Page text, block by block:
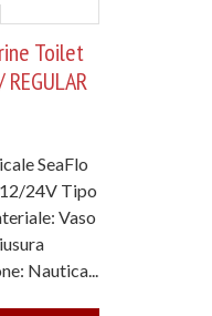
Toilet
SeaFlo
24V Tipo
Vaso
Nautica...